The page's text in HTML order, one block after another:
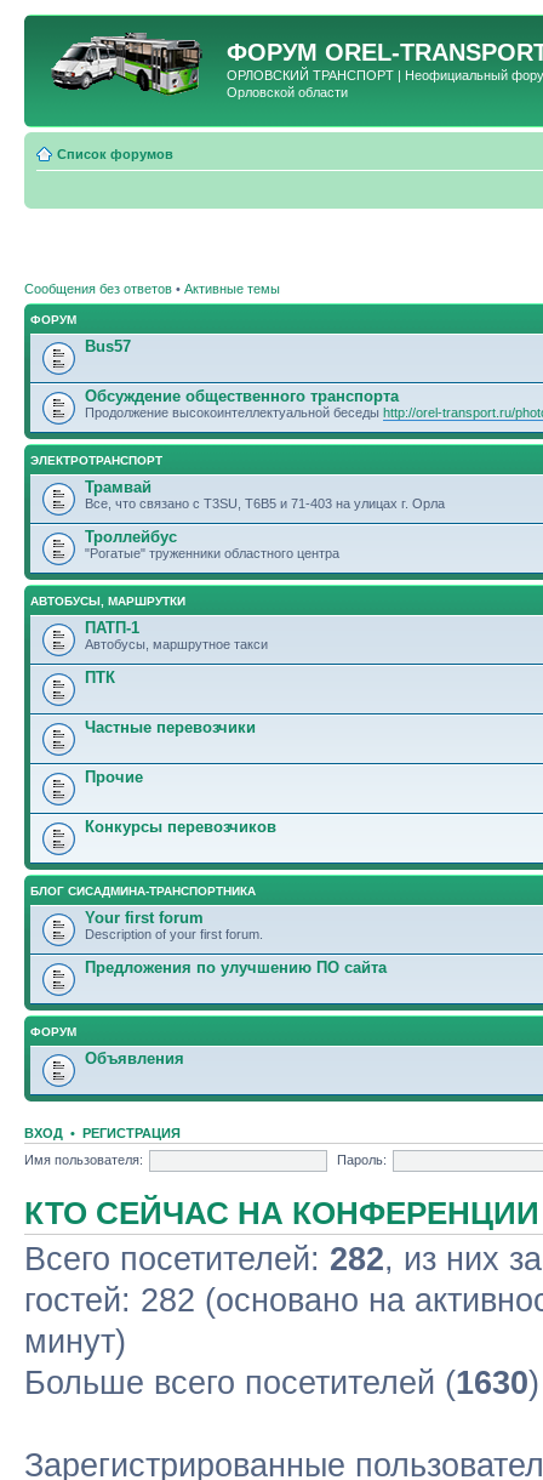
ФОРУМ OREL-
ОРЛОВСКИЙ ТРАНСПОРТ | Неофициальный форум
Орловской области
Список форумов
Сообщения без ответов • Активные темы
ФОРУМ
Bus57
Обсуждение общественного транспорта
Продолжение высокоинтеллектуальной беседы http://orel-transport.ru/
ЭЛЕКТРОТРАНСПОРТ
Трамвай
Все, что связано с T3SU, T6B5 и 71-403 на улицах г. Орла
Троллейбус
"Рогатые" труженники областного центра
АВТОБУСЫ, МАРШРУТКИ
ПАТП-1
Автобусы, маршрутное такси
ПТК
Частные перевозчики
Прочие
Конкурсы перевозчиков
БЛОГ СИСАДМИНА-ТРАНСПОРТНИКА
Your first forum
Description of your first forum.
Предложения по улучшению ПО сайта
ФОРУМ
Объявления
ВХОД • РЕГИСТРАЦИЯ
Имя пользователя:
Пароль:
КТО СЕЙЧАС НА КОНФЕРЕНЦИИ
Всего посетителей: 282, из них
гостей: 282 (основано на
минут)
Больше всего посетителей (1630
Зарегистрированные